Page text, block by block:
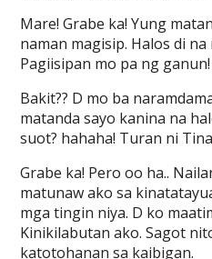
Mare! Grabe ka! Yung
naman magisip. Halos di
Pagiisipan mo pa ng
Bakit?? D mo ba
matanda sayo kanina na
suot? hahaha! Turan ni
Grabe ka! Pero oo ha..
matunaw ako sa
mga tingin niya. D ko
Kinikilabutan ako. Sagot
katotohanan sa kaibigan.